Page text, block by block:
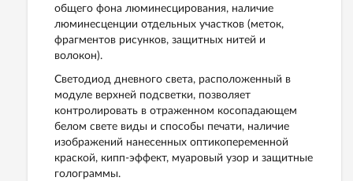
общего фона люминесцирования, наличие
люминесценции отдельных участков (меток,
фрагментов рисунков, защитных нитей и
волокон).
Светодиод дневного света, расположенный в
модуле верхней подсветки, позволяет
контролировать в отраженном косопадающем
белом свете виды и способы печати, наличие
изображений нанесенных оптикопеременной
краской, кипп-эффект, муаровый узор и защитные
голограммы.